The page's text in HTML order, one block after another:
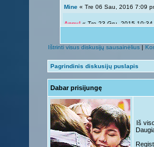
Mine « Tre 06 Sau, 2016 7:09
Anny! « Tre 23 Gru, 2015
Anny!« Sek 13 Rgs, 2015
Giedryte.« Sek 13 Rgs, 2015
Anny!« Pir 07 Rgs, 2015 9:14
Giedryte.« Pir 07 Rgs, 2015
Anny!« Pen 04 Rgs, 2015
Ištrinti visus diskusijų sausainėlius |
Pagrindinis diskusijų puslapis
Dabar prisijungę
Iš